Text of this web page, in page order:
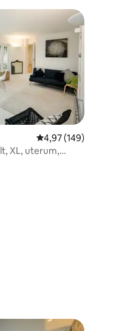
omdömen4,97 av 5 i
4,97 (149)
XL, uterum,